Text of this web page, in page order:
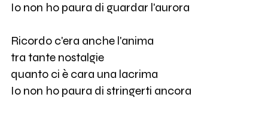
Io non ho paura di guardar l'aurora
Ricordo c'era anche l'anima
tra tante nostalgie
quanto ci è cara una lacrima
Io non ho paura di stringerti ancora